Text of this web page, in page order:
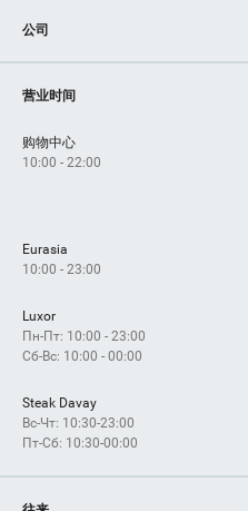
服务
設備
公司
营业时间
购物中心
10:00 - 22:00
Eurasia
10:00 - 23:00
Luxor
Пн-Пт: 10:00 - 23:00
Сб-Вс: 10:00 - 00:00
Steak Davay
Вс-Чт: 10:30-23:00
Пт-Сб: 10:30-00:00